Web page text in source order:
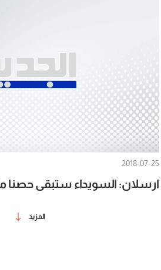
2018-07-25
ارسلان: السويداء ستبقى حصنا
المزيد